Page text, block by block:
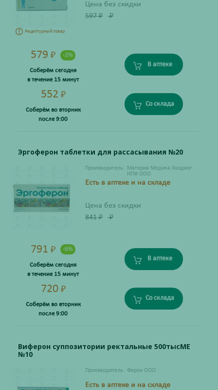
Рецептурный товар
Цена без скидки
597₽ ₽
579 ₽ -3%
Соберём сегодня
в течение 15 минут
В аптеке
552 ₽
Соберём во вторник
после 9:00
Со склада
Эргоферон таблетки для рассасывания №20
Производитель: Материа Медика Холдинг
НПФ ООО
Есть в аптеке и на складе
Цена без скидки
841₽ ₽
791 ₽ -6%
Соберём сегодня
в течение 15 минут
В аптеке
720 ₽
Соберём во вторник
после 9:00
Со склада
Виферон суппозитории ректальные 500тысМЕ
№10
Производитель: Ферон ООО
Есть в аптеке и на складе